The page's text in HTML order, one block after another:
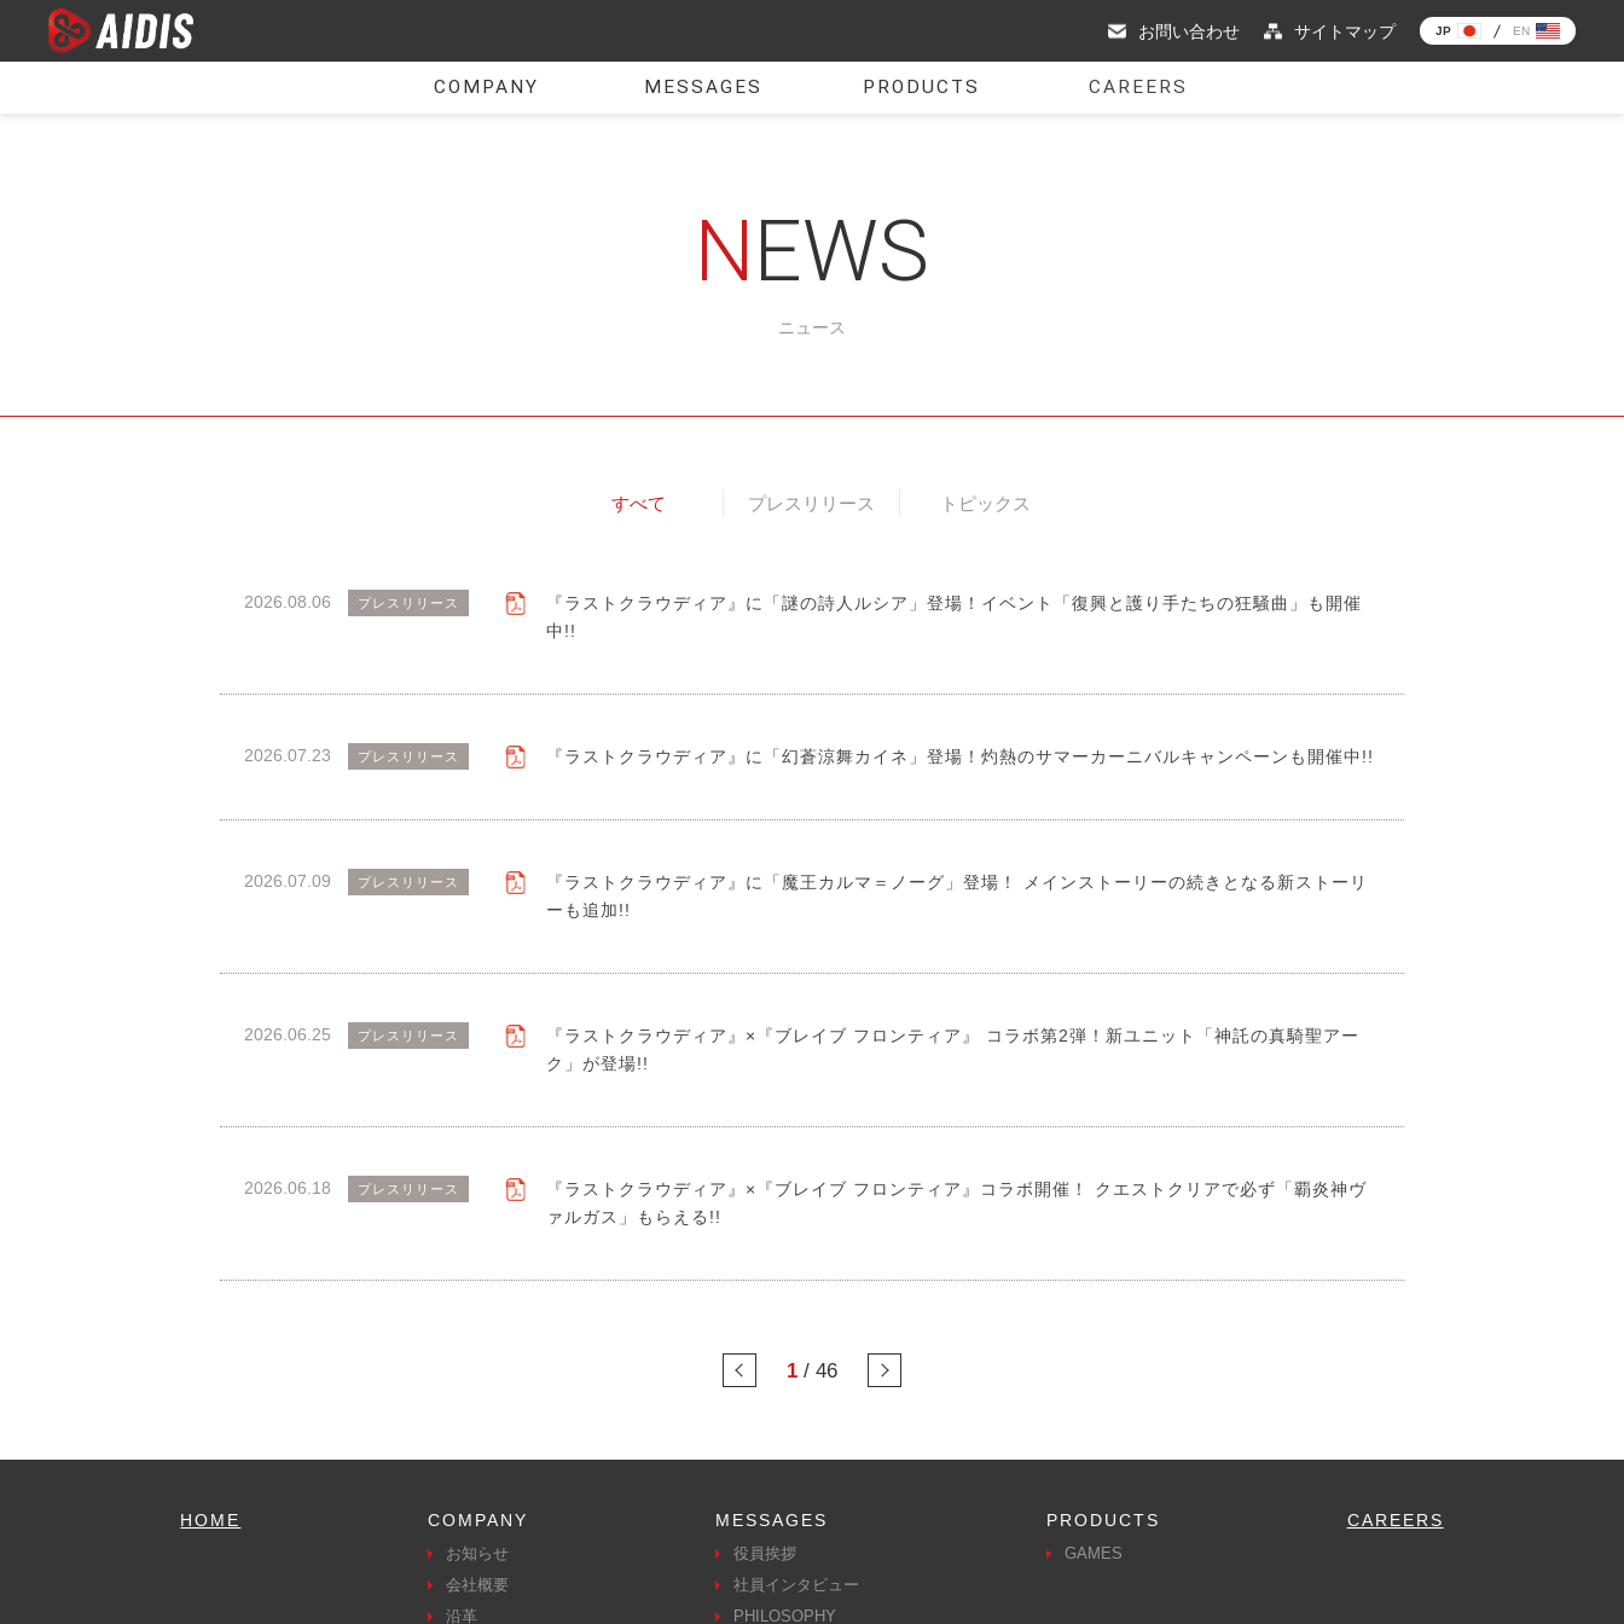
お問い合わせ サイトマップ JP EN
COMPANY MESSAGES PRODUCTS CAREERS
NEWS
ニュース
すべて プレスリリース トピックス
2026.08.06 プレスリリース
『ラストクラウディア』に「謎の詩人ルシア」登場！イベント「復興と護り手たちの狂騒曲」も開催
中!!
2026.07.23 プレスリリース 『ラストクラウディア』に「幻蒼涼舞カイネ」登場！灼熱のサマーカーニバルキャンペーンも開催中!!
2026.07.09 プレスリリース
『ラストクラウディア』に「魔王カルマ＝ノーグ」登場！ メインストーリーの続きとなる新ストーリ
ーも追加!!
2026.06.25 プレスリリース
『ラストクラウディア』×『ブレイブ フロンティア』 コラボ第2弾！新ユニット「神託の真騎聖アー
ク」が登場!!
2026.06.18 プレスリリース
『ラストクラウディア』×『ブレイブ フロンティア』コラボ開催！ クエストクリアで必ず「覇炎神ヴ
ァルガス」もらえる!!
1 / 46
HOME COMPANY
お知らせ
会社概要
沿革
MESSAGES
役員挨拶
社員インタビュー
PHILOSOPHY
PRODUCTS
GAMES
CAREERS